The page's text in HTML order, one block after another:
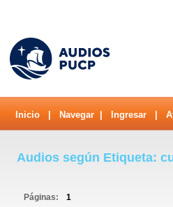
Inicio Navegar Ingresar
Audios según Etiqueta:
Páginas: 1